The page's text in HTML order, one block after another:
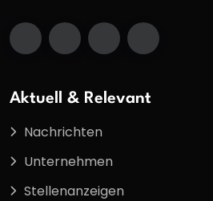
Aktuell & Relevant
Nachrichten
Unternehmen
Stellenanzeigen